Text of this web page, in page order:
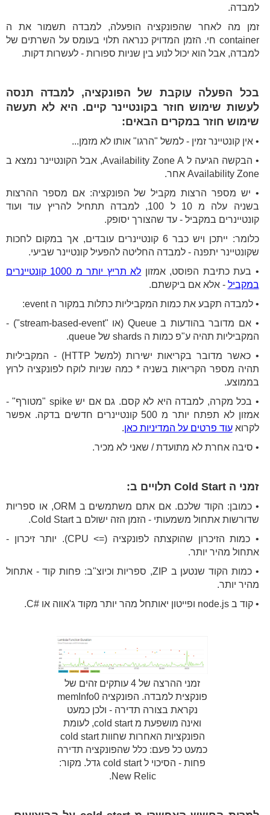
למבדה.
זמן מה לאחר שהפונקציה הופעלה, למבדה תשמור את ה
container חי. הזמן המדויק כנראה תלוי בעומס על השרתים של
למבדה, אבל הוא יכול לנוע בין שניות ספורות - לעשרות דקות.
בכל הפעלה עוקבת של הפונקציה, למבדה תנסה
לעשות שימוש חוזר בקונטיינר קיים. היא לא תעשה
שימוש חוזר במקרים הבאים:
• אין קונטיינר זמין - למשל "הרגו" אותו לא מזמן...
• הבקשה הגיעה ל Availability Zone A, אבל הקונטיינר נמצא ב
Availability Zone אחר.
• יש מספר הרצות מקביל של הפונקציה: אם מספר ההרצות
בשניה עלה מ 10 ל 100, למבדה תתחיל להריץ עוד ועוד
קונטיינרים במקביל - עד שהצורך יסופק.
כלומר: ייתכן ויש כבר 6 קונטיינרים עובדים, אך במקום לחכות
שקונטיינר יתפנה - למבדה החליטה להפעיל קונטיינר שביעי.
• בעת כתיבת הפוסט, אמזון
לא תריץ יותר מ 1000 קונטיינרים
במקביל - אלא אם ביקשתם.
• למבדה תקבע את כמות המקביליות כתלות במקור ה event:
• אם מדובר בהודעות ב Queue (או "stream-based-event") -
המקביליות תהיה ע"פ כמות ה shards של queue.
• כאשר מדובר בקריאות ישירות (למשל HTTP) - המקביליות
תהיה מספר הקריאות בשניה * כמה שניות לוקח לפונקציה לרוץ
בממוצע.
• בכל מקרה, למבדה היא לא קסם. גם אם יש spike "מטורף" -
אמזון לא תפתח יותר מ 500 קונטיינרים חדשים בדקה. אפשר
לקרואעוד פרטים על המדיניות כאן.
• סיבה אחרת לא מתועדת / שאני לא מכיר.
זמני ה Cold Start תלויים ב:
• כמובן: הקוד שלכם. אם אתם משתמשים ב ORM, או ספריות
שדורשות אתחול משמעותי - הזמן הזה ישולם ב Cold Start.
• כמות הזיכרון שהוקצתה לפונקציה (=> CPU). יותר זיכרון -
אתחול מהיר יותר.
• כמות הקוד שנטען ב ZIP, ספריות וכיוצ"ב: פחות קוד - אתחול
מהיר יותר.
• קוד ב node.js ופייטון יאותחל מהר יותר מקוד ג'אווה או #C.
‍זמני ההרצה של 4 עותקים זהים של
פונקצית למבדה. הפונקציה memInfo0
נקראת בצורה תדירה - ולכן כמעט
ואינה מושפעת מ cold start, לעומת
הפונקציות האחרות שחוות cold start
כמעט כל פעם: כלל שהפונקציה תדירה
פחות - הסיכוי ל cold start גדל. מקור:
New Relic.